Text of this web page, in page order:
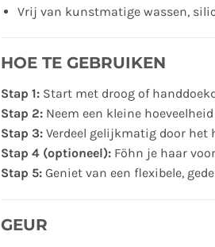
Vrij van kunstmatige wassen,
HOE TE GEBRUIKEN
Stap 1: Start met droog of
Stap 2: Neem een kleine
Stap 3: Verdeel gelijkmatig door het
Stap 4 (optioneel): Föhn je haar
Stap 5: Geniet van een flexibele,
GEUR